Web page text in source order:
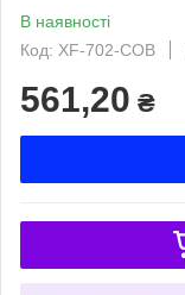
В наявності
Код: XF-702-COB
561,20 ₴